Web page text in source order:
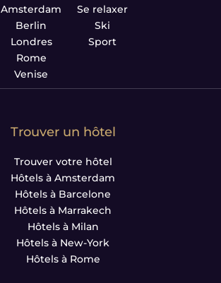
Amsterdam
Berlin
Londres
Rome
Venise
Se relaxer
Ski
Sport
Trouver un hôtel
Trouver votre hôtel
Hôtels à Amsterdam
Hôtels à Barcelone
Hôtels à Marrakech
Hôtels à Milan
Hôtels à New-York
Hôtels à Rome